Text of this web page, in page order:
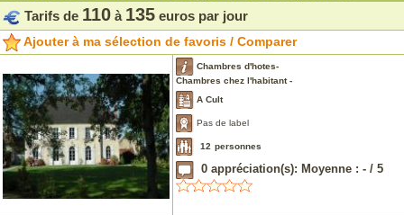
Tarifs de 110 à 135 euros par jour
Ajouter à ma sélection de favoris / Comparer
Chambres d'hotes-
Chambres chez l'habitant -
A Cult
Pas de label
12 personnes
0 appréciation(s): Moyenne : - / 5